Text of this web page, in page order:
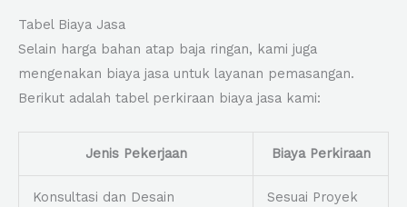
Tabel Biaya Jasa
Selain harga bahan atap baja ringan, kami juga
mengenakan biaya jasa untuk layanan pemasangan.
Berikut adalah tabel perkiraan biaya jasa kami:
Jenis Pekerjaan Biaya Perkiraan
Konsultasi dan Desain Sesuai Proyek